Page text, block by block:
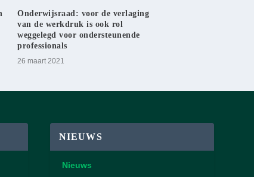
Onderwijsraad: voor de verlaging
van de werkdruk is ook rol
weggelegd voor ondersteunende
professionals
26 maart 2021
NIEUWS
Nieuws